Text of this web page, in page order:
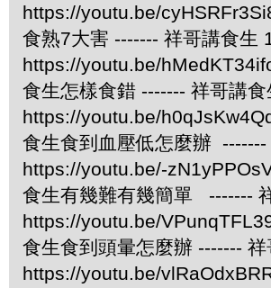
https://youtu.be/
食熟7大害 ------- 祥哥講食生
https://youtu.be/
食生怎樣食錯 ------- 祥哥講
https://youtu.be/
食生食到血壓低怎麼辦
https://youtu.be/-
食生有幾難有幾簡單 -------
https://youtu.be/
食生食到頭暈怎麼辦 -------
https://youtu.be/